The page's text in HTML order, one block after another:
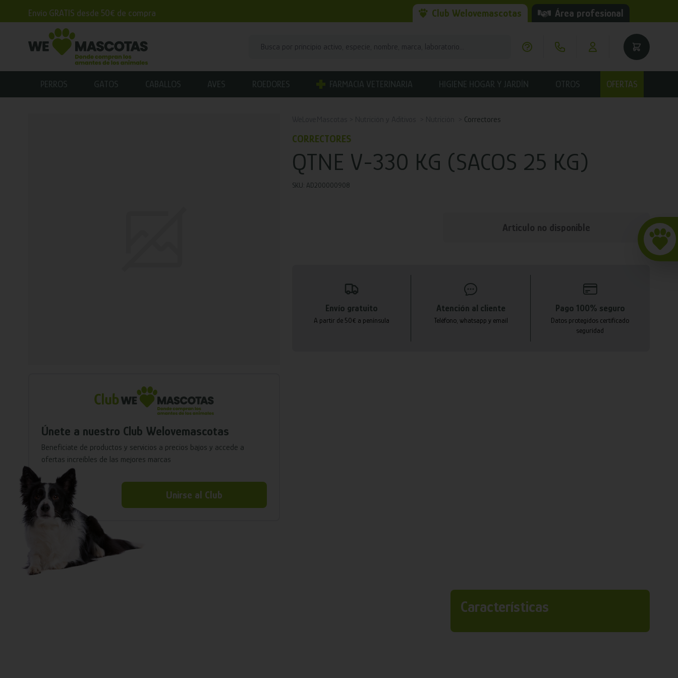
Envío GRATIS desde 50€ de compra Club Welovemascotas Área profesional
PERROS GATOS CABALLOS AVES ROEDORES FARMACIA VETERINARIA HIGIENE HOGAR Y JARDÍN OTROS OFERTAS
Únete a nuestro Club Welovemascotas
Benefíciate de productos y servicios a precios bajos y accede a
ofertas increíbles de las mejores marcas
Unirse al Club
Correctores
CORRECTORES
QTNE V-330 KG (SACOS 25 KG)
SKU: AD200000908
Articulo no disponible
Envío gratuito
A partir de 50€ a península
Atención al cliente
Teléfono, whatsapp y email
Pago 100% seguro
Datos protegidos certificado
seguridad
Características